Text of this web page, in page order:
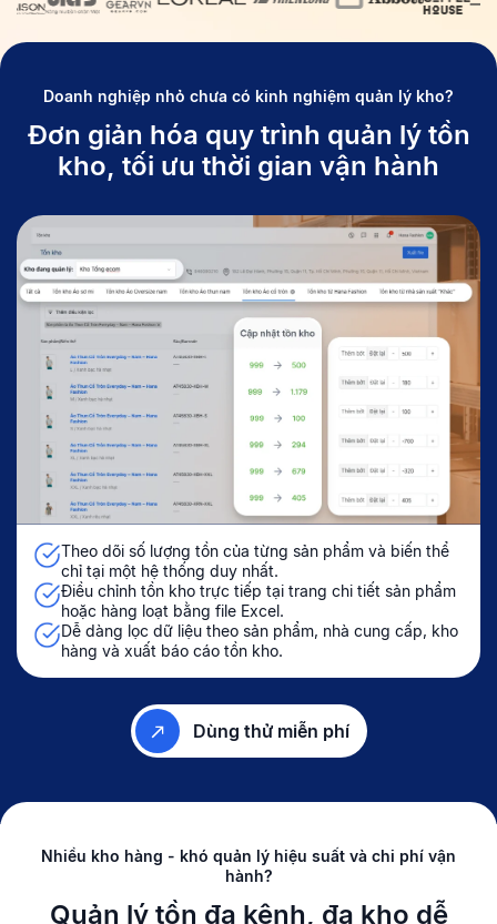
Doanh nghiệp nhỏ chưa có kinh nghiệm quản lý kho?
Đơn giản hóa quy trình quản lý tồn
kho, tối ưu thời gian vận hành
Theo dõi số lượng tồn của từng sản phẩm và biến thể
chỉ tại một hệ thống duy nhất.
Điều chỉnh tồn kho trực tiếp tại trang chi tiết sản phẩm
hoặc hàng loạt bằng file Excel.
Dễ dàng lọc dữ liệu theo sản phẩm, nhà cung cấp, kho
hàng và xuất báo cáo tồn kho.
Dùng thử miễn phí
Nhiều kho hàng - khó quản lý hiệu suất và chi phí vận
hành?
Quản lý tồn đa kênh, đa kho dễ